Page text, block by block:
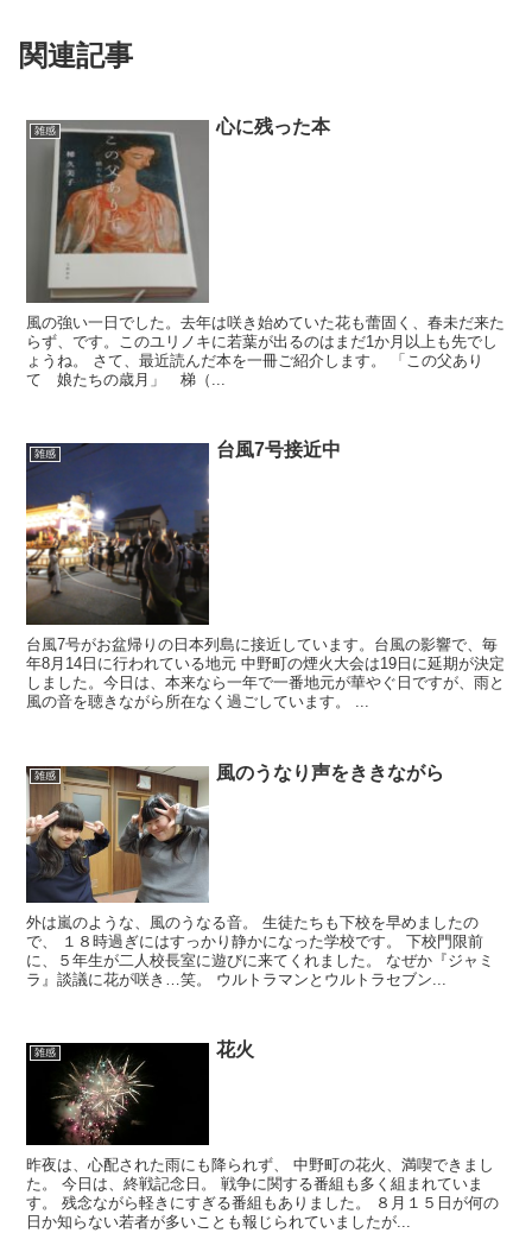
関連記事
雑感 心に残った本
風の強い一日でした。去年は咲き始めていた花も蕾固く、春未だ来た
らず、です。このユリノキに若葉が出るのはまだ1か月以上も先でし
ょうね。 さて、最近読んだ本を一冊ご紹介します。 「この父あり
て 娘たちの歳月」 梯（...
雑感 台風7号接近中
台風7号がお盆帰りの日本列島に接近しています。台風の影響で、毎
年8月14日に行われている地元 中野町の煙火大会は19日に延期が決定
しました。今日は、本来なら一年で一番地元が華やぐ日ですが、雨と
風の音を聴きながら所在なく過ごしています。 ...
雑感 風のうなり声をききながら
外は嵐のような、風のうなる音。 生徒たちも下校を早めましたの
で、 １８時過ぎにはすっかり静かになった学校です。 下校門限前
に、５年生が二人校長室に遊びに来てくれました。 なぜか『ジャミ
ラ』談議に花が咲き…笑。 ウルトラマンとウルトラセブン...
雑感 花火
昨夜は、心配された雨にも降られず、 中野町の花火、満喫できまし
た。 今日は、終戦記念日。 戦争に関する番組も多く組まれていま
す。 残念ながら軽きにすぎる番組もありました。 ８月１５日が何の
日か知らない若者が多いことも報じられていましたが...